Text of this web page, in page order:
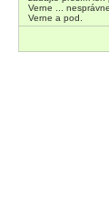
Verne ...
Verne a pod.